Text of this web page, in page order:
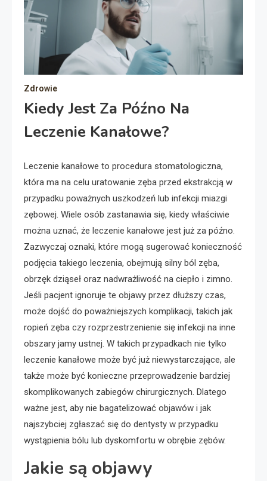
Zdrowie
Kiedy Jest Za Późno Na
Leczenie Kanałowe?
Leczenie kanałowe to procedura stomatologiczna,
która ma na celu uratowanie zęba przed ekstrakcją w
przypadku poważnych uszkodzeń lub infekcji miazgi
zębowej. Wiele osób zastanawia się, kiedy właściwie
można uznać, że leczenie kanałowe jest już za późno.
Zazwyczaj oznaki, które mogą sugerować konieczność
podjęcia takiego leczenia, obejmują silny ból zęba,
obrzęk dziąseł oraz nadwrażliwość na ciepło i zimno.
Jeśli pacjent ignoruje te objawy przez dłuższy czas,
może dojść do poważniejszych komplikacji, takich jak
ropień zęba czy rozprzestrzenienie się infekcji na inne
obszary jamy ustnej. W takich przypadkach nie tylko
leczenie kanałowe może być już niewystarczające, ale
także może być konieczne przeprowadzenie bardziej
skomplikowanych zabiegów chirurgicznych. Dlatego
ważne jest, aby nie bagatelizować objawów i jak
najszybciej zgłaszać się do dentysty w przypadku
wystąpienia bólu lub dyskomfortu w obrębie zębów.
Jakie są objawy